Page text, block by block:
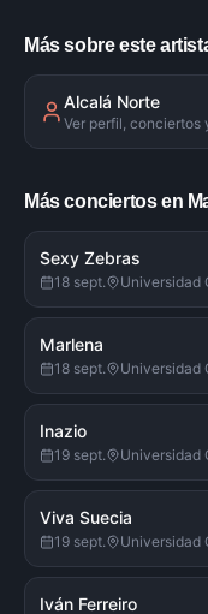
Más sobre este
Alcalá Norte
Ver perfil, conciertos
Más conciertos en
Sexy Zebras
18 sept. Universidad
Marlena
18 sept. Universidad
Inazio
19 sept. Universidad
Viva Suecia
19 sept. Universidad
Iván Ferreiro